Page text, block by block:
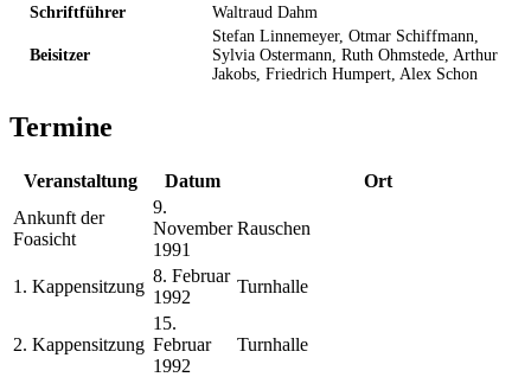
Schriftführer
Waltraud Dahm
Beisitzer
Stefan Linnemeyer, Otmar Schiffmann,
Sylvia Ostermann, Ruth Ohmstede, Arthur
Jakobs, Friedrich Humpert, Alex Schon
Termine
Veranstaltung Datum
Ort
Ankunft der
Foasicht
9.
November
1991
Rauschen
1. Kappensitzung
8. Februar
1992
Turnhalle
2. Kappensitzung
15.
Februar
1992
Turnhalle